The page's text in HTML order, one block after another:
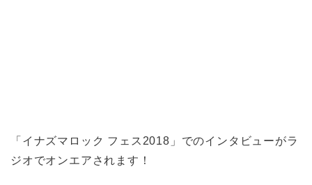
「イナズマロック フェス2018」でのインタビューがラ
ジオでオンエアされます！